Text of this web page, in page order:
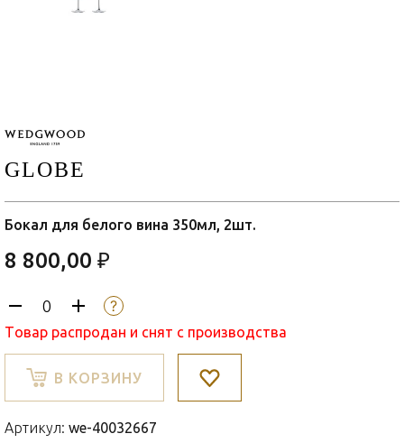
GLOBE
Бокал для белого вина 350мл, 2шт.
8 800,00 ₽
Товар распродан и снят с производства
В КОРЗИНУ
Артикул: we-40032667